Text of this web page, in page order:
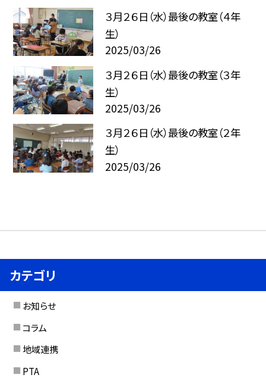
３月２６日（水）最後の教室（４年
生）
2025/03/26
３月２６日（水）最後の教室（３年
生）
2025/03/26
３月２６日（水）最後の教室（２年
生）
2025/03/26
カテゴリ
お知らせ
コラム
地域連携
PTA